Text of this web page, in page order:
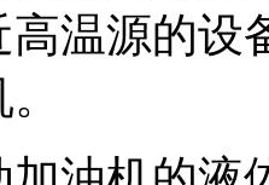
温源的设